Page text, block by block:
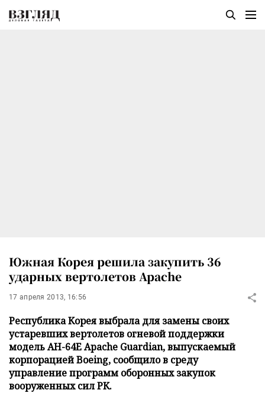
Южная Корея решила закупить 36
ударных вертолетов Apache
17 апреля 2013, 16:56
Республика Корея выбрала для замены своих
устаревших вертолетов огневой поддержки
модель AH-64E Apache Guardian, выпускаемый
корпорацией Boeing, сообщило в среду
управление программ оборонных закупок
вооруженных сил РК.